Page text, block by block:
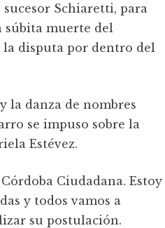
sucesor Schiaretti, para
súbita muerte del
disputa por dentro del
la danza de nombres
se impuso sobre la
Estévez.
Ciudadana. Estoy
y todos vamos a
su postulación.